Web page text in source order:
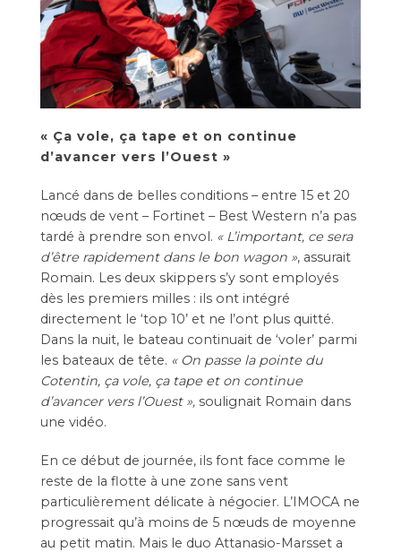
« Ça vole, ça tape et on continue
d’avancer vers l’Ouest »
Lancé dans de belles conditions – entre 15 et 20
nœuds de vent – Fortinet – Best Western n’a pas
tardé à prendre son envol. « L’important, ce sera
d’être rapidement dans le bon wagon », assurait
Romain. Les deux skippers s’y sont employés
dès les premiers milles : ils ont intégré
directement le ‘top 10’ et ne l’ont plus quitté.
Dans la nuit, le bateau continuait de ‘voler’ parmi
les bateaux de tête. « On passe la pointe du
Cotentin, ça vole, ça tape et on continue
d’avancer vers l’Ouest »,soulignait Romain dans
une vidéo.
En ce début de journée, ils font face comme le
reste de la flotte à une zone sans vent
particulièrement délicate à négocier. L’IMOCA ne
progressait qu’à moins de 5 nœuds de moyenne
au petit matin. Mais le duo Attanasio-Marsset a